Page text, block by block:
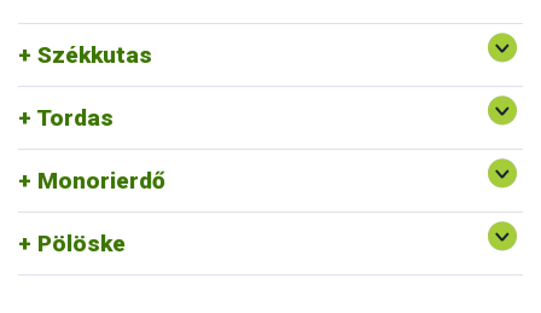
Székkutas
Tordas
Monorierdő
Pölöske